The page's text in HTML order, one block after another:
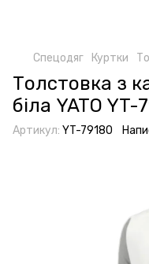
Спецодяг Куртки
Толстовка з
біла YATO
Артикул: YT-79180